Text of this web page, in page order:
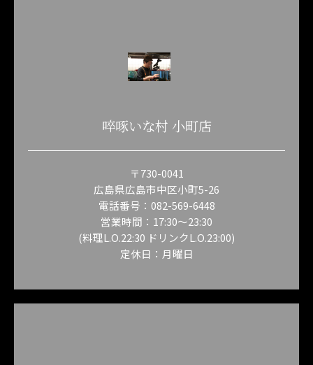
啐啄いな村 小町店
〒730-0041
広島県広島市中区小町5-26
電話番号：082-569-6448
営業時間：17:30～23:30
(料理L.O.22:30 ドリンクL.O.23:00)
定休日：月曜日